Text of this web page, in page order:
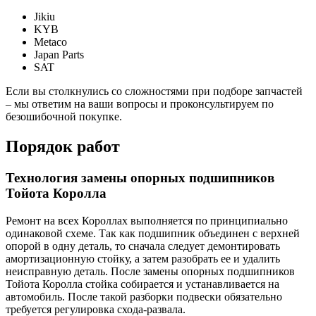
Jikiu
KYB
Metaco
Japan Parts
SAT
Если вы столкнулись со сложностями при подборе запчастей
– мы ответим на ваши вопросы и проконсультируем по
безошибочной покупке.
Порядок работ
Технология замены опорных подшипников
Тойота Королла
Ремонт на всех Короллах выполняется по принципиально
одинаковой схеме. Так как подшипник объединен с верхней
опорой в одну деталь, то сначала следует демонтировать
амортизационную стойку, а затем разобрать ее и удалить
неисправную деталь. После замены опорных подшипников
Тойота Королла стойка собирается и устанавливается на
автомобиль. После такой разборки подвески обязательно
требуется регулировка схода-развала.